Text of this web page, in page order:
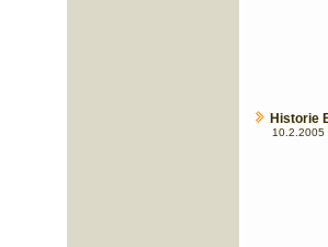
Historie
10.2.2005